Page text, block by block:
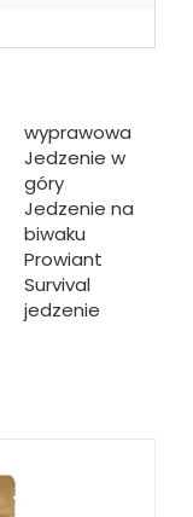
wyprawowa
Jedzenie w
góry
Jedzenie na
biwaku
Prowiant
Survival
jedzenie